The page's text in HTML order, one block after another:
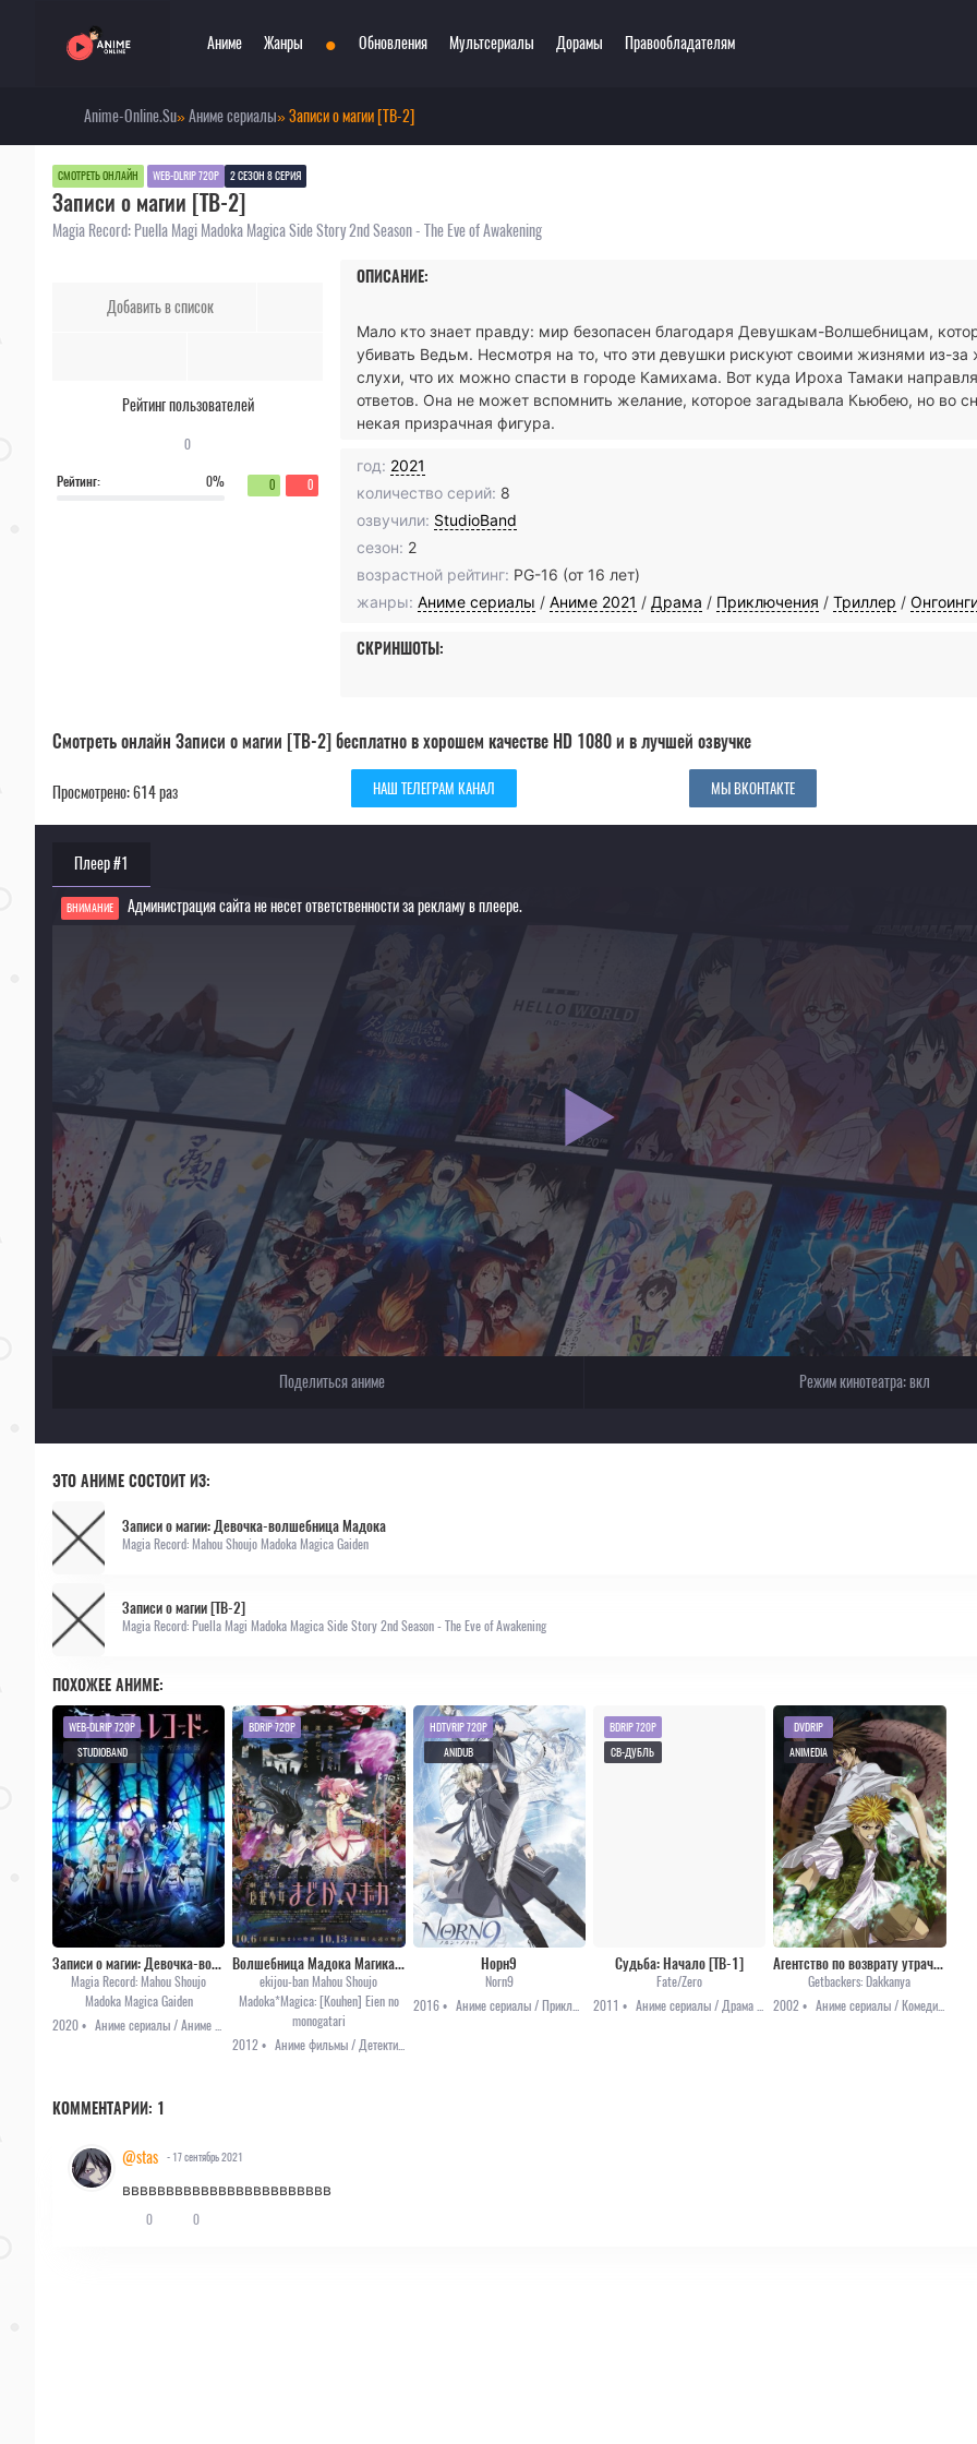
Аниме
Сериалы
Фильмы
Аниме 2022
Аниме 2021
Жанры
Боевые искусства
Война
Детектив
Приключения
Триллер
Школа
Игры
Этти
Экшен
Сверхъестественное
• Обновления Мультсериалы Дорамы Правообладателям
Anime-Online.Su»Аниме сериалы» Записи о магии [ТВ-2]
СМОТРЕТЬ ОНЛАЙН WEB-DLRIP 720P 2 СЕЗОН 8 СЕРИЯ
Записи о магии [ТВ-2]
Magia Record: Puella Magi Madoka Magica Side Story 2nd Season - The Eve of Awakening
Добавить в список
Рейтинг пользователей
0
Рейтинг: 0% 0 0
ОПИСАНИЕ:
Мало кто знает правду: мир безопасен благодаря Девушкам-Волшебницам,
убивать Ведьм. Несмотря на то, что эти девушки рискуют своими жизнями из-за
слухи, что их можно спасти в городе Камихама. Вот куда Ироха Тамаки
ответов. Она не может вспомнить желание, которое загадывала Кьюбею, но во
некая призрачная фигура.
год: 2021
количество серий: 8
озвучили: StudioBand
сезон: 2
возрастной рейтинг: PG-16 (от 16 лет)
жанры: Аниме сериалы / Аниме 2021 / Драма / Приключения / Триллер /
СКРИНШОТЫ:
Смотреть онлайн Записи о магии [ТВ-2] бесплатно в хорошем качестве HD 1080 и в лучшей озвучке
Просмотрено: 614 раз НАШ ТЕЛЕГРАМ КАНАЛ МЫ ВКОНТАКТЕ
Плеер #1
ВНИМАНИЕ
Администрация сайта не несет ответственности за рекламу в плеере.
Для просмотра некоторых аниме необходимо установить VPN
Текущее воспроизведение：Записи о магии [ТВ-2]
Поделиться аниме Режим кинотеатра:вкл
ЭТО АНИМЕ СОСТОИТ ИЗ:
Записи о магии: Девочка-волшебница Мадока
Magia Record: Mahou Shoujo Madoka Magica Gaiden
Записи о магии [ТВ-2]
Magia Record: Puella Magi Madoka Magica Side Story 2nd Season - The Eve of Awakening
ПОХОЖЕЕ АНИМЕ:
Записи о магии: Девочка-волшебница Мадока
Magia Record: Mahou Shoujo
Madoka Magica Gaiden
2020 •
WEB-DLRIP 720P
STUDIOBAND
Волшебница Мадока Магика 2 [2012]
ekijou-ban Mahou Shoujo
Madoka*Magica: [Kouhen] Eien no
monogatari
2012 •
BDRIP 720P
Норн9
Norn9
2016 •
HDTVRIP 720P
ANIDUB
Судьба: Начало [ТВ-1]
Fate/Zero
2011 •
BDRIP 720P
СВ-ДУБЛЬ
Агентство по возврату утраченного
Getbackers: Dakkanya
2002 •
DVDRIP
ANIMEDIA
КОММЕНТАРИИ: 1
@stas - 17 сентябрь 2021
вввввввввввввввввввввввв
0 0